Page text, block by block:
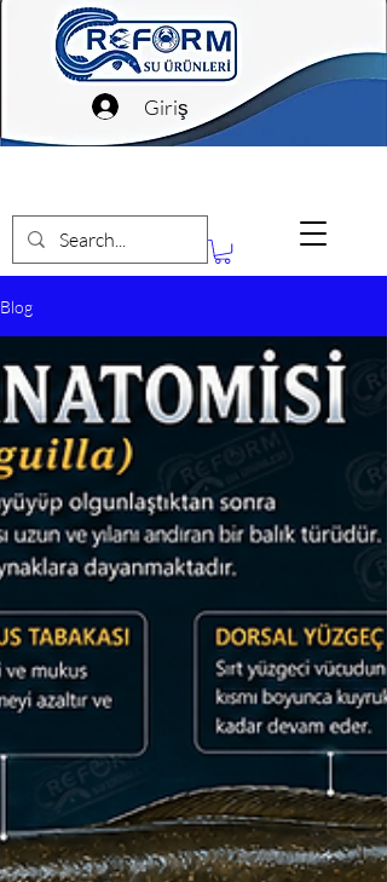
Giriş
Blog